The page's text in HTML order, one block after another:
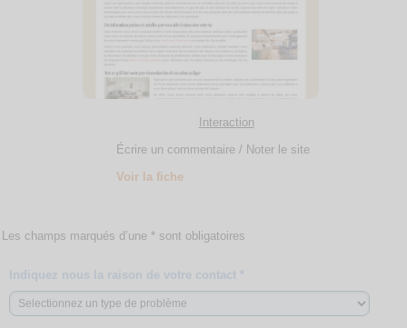
Interaction
Écrire un commentaire / Noter le site
Voir la fiche
Les champs marqués d’une * sont obligatoires
Indiquez nous la raison de votre contact *